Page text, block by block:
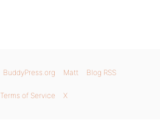
BuddyPress.org Matt Blog RSS
Terms of Service X